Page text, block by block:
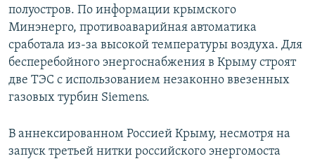
полуостров. По информации крымского
Минэнерго, противоаварийная автоматика
сработала из-за высокой температуры воздуха. Для
бесперебойного энергоснабжения в Крыму строят
две ТЭС с использованием незаконно ввезенных
газовых турбин Siemens.
В аннексированном Россией Крыму, несмотря на
запуск третьей нитки российского энергомоста